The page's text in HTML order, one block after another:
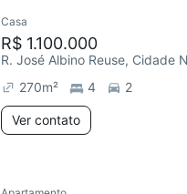
Chegou este mês
Casa
R$ 1.100.000
R. José Albino Reuse, Cidade
270m² 4 2
Ver contato